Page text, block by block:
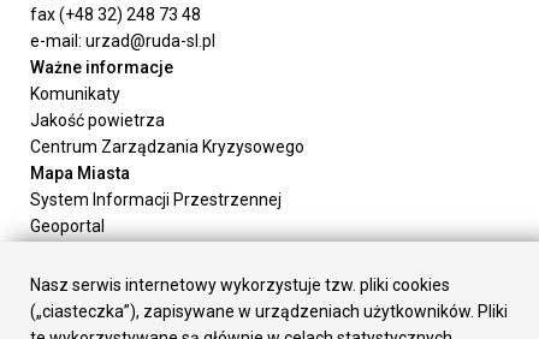
fax (+48 32) 248 73 48
e-mail: urzad@ruda-sl.pl
Ważne informacje
Komunikaty
Jakość powietrza
Centrum Zarządzania Kryzysowego
Mapa Miasta
System Informacji Przestrzennej
Geoportal
Załatw sprawę
Prezydent Miasta
Rada Miasta
Nasz serwis internetowy wykorzystuje tzw. pliki cookies
(„ciasteczka”), zapisywane w urządzeniach użytkowników. Pliki